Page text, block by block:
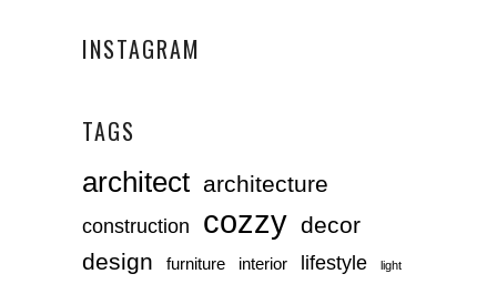
INSTAGRAM
TAGS
architect architecture
construction cozzy decor
design
furniture interior lifestyle light